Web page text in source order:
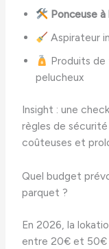
Ponceuse à
Aspirateur
Produits
pelucheux
Insight : une
règles de sécurité
coûteuses et
Quel budget
parquet ?
En 2026, la
entre 20€ et 50€